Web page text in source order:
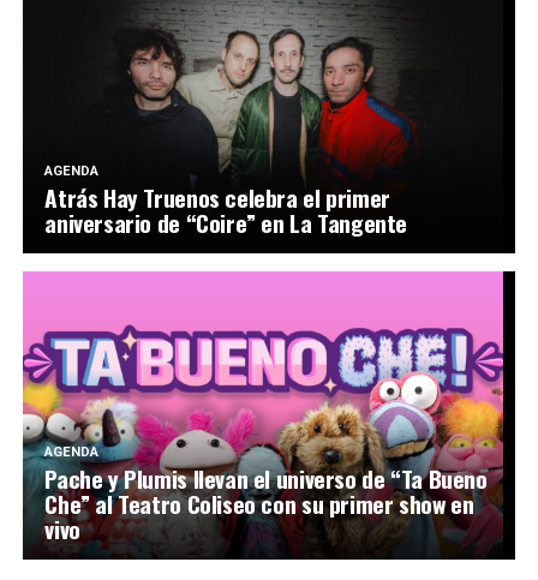
AGENDA
Atrás Hay Truenos celebra el primer
aniversario de “Coire” en La Tangente
AGENDA
Pache y Plumis llevan el universo de “Ta Bueno
Che” al Teatro Coliseo con su primer show en
vivo